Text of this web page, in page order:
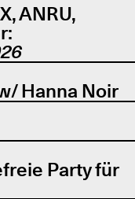
ANRU,
Hanna Noir
Party für